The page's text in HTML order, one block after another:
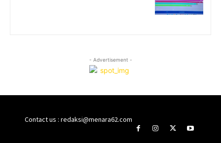
- Advertisement -
Contact us : redaksi@menara62.com